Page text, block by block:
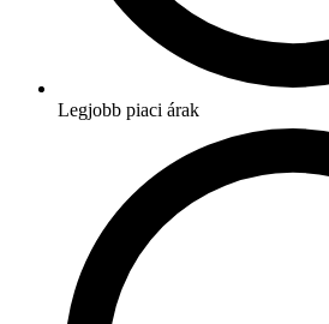
Legjobb piaci árak